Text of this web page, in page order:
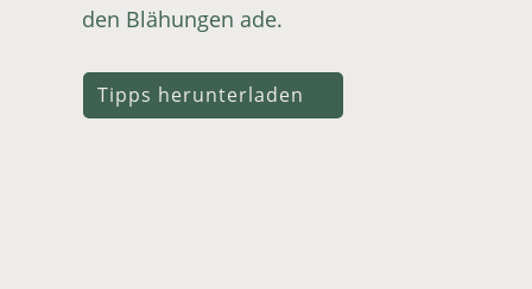
den Blähungen ade.
Tipps herunterladen